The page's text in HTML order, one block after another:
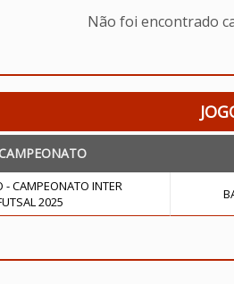
Não foi encontrado
CAMPEONATO
- CAMPEONATO INTER
2025